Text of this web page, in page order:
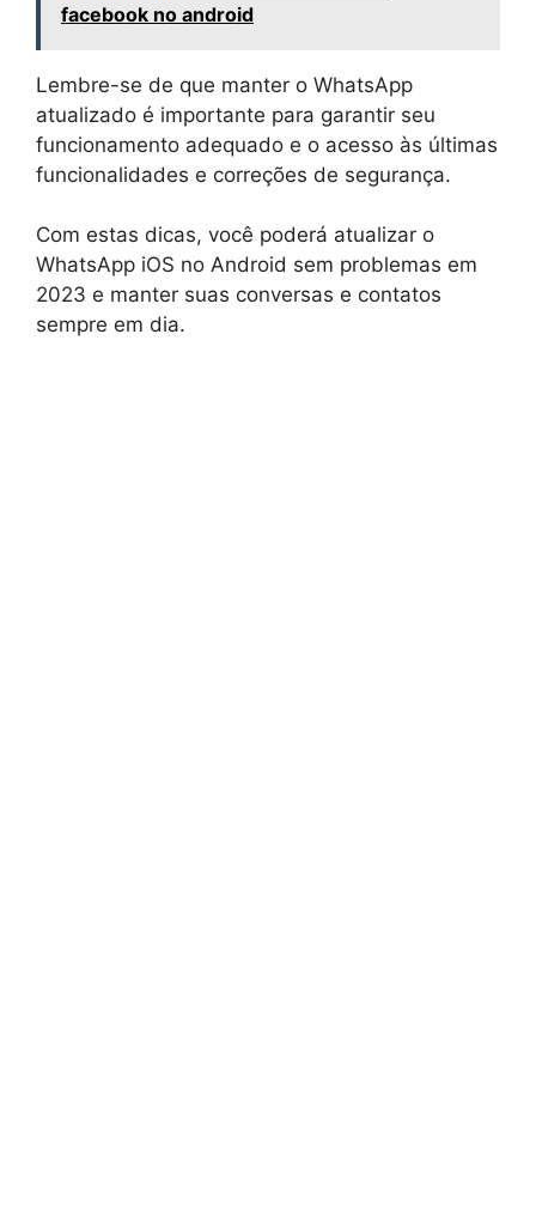
facebook no android
Lembre-se de que manter o WhatsApp
atualizado é importante para garantir seu
funcionamento adequado e o acesso às últimas
funcionalidades e correções de segurança.
Com estas dicas, você poderá atualizar o
WhatsApp iOS no Android sem problemas em
2023 e manter suas conversas e contatos
sempre em dia.